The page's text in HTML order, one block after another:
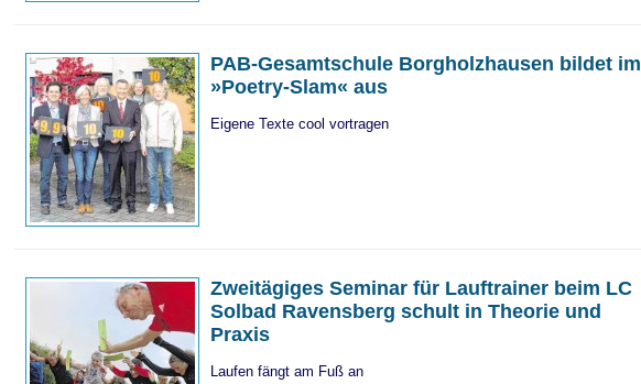
PAB-Gesamtschule Borgholzhausen bildet im
»Poetry-Slam« aus
Eigene Texte cool vortragen
Zweitägiges Seminar für Lauftrainer beim LC
Solbad Ravensberg schult in Theorie und
Praxis
Laufen fängt am Fuß an